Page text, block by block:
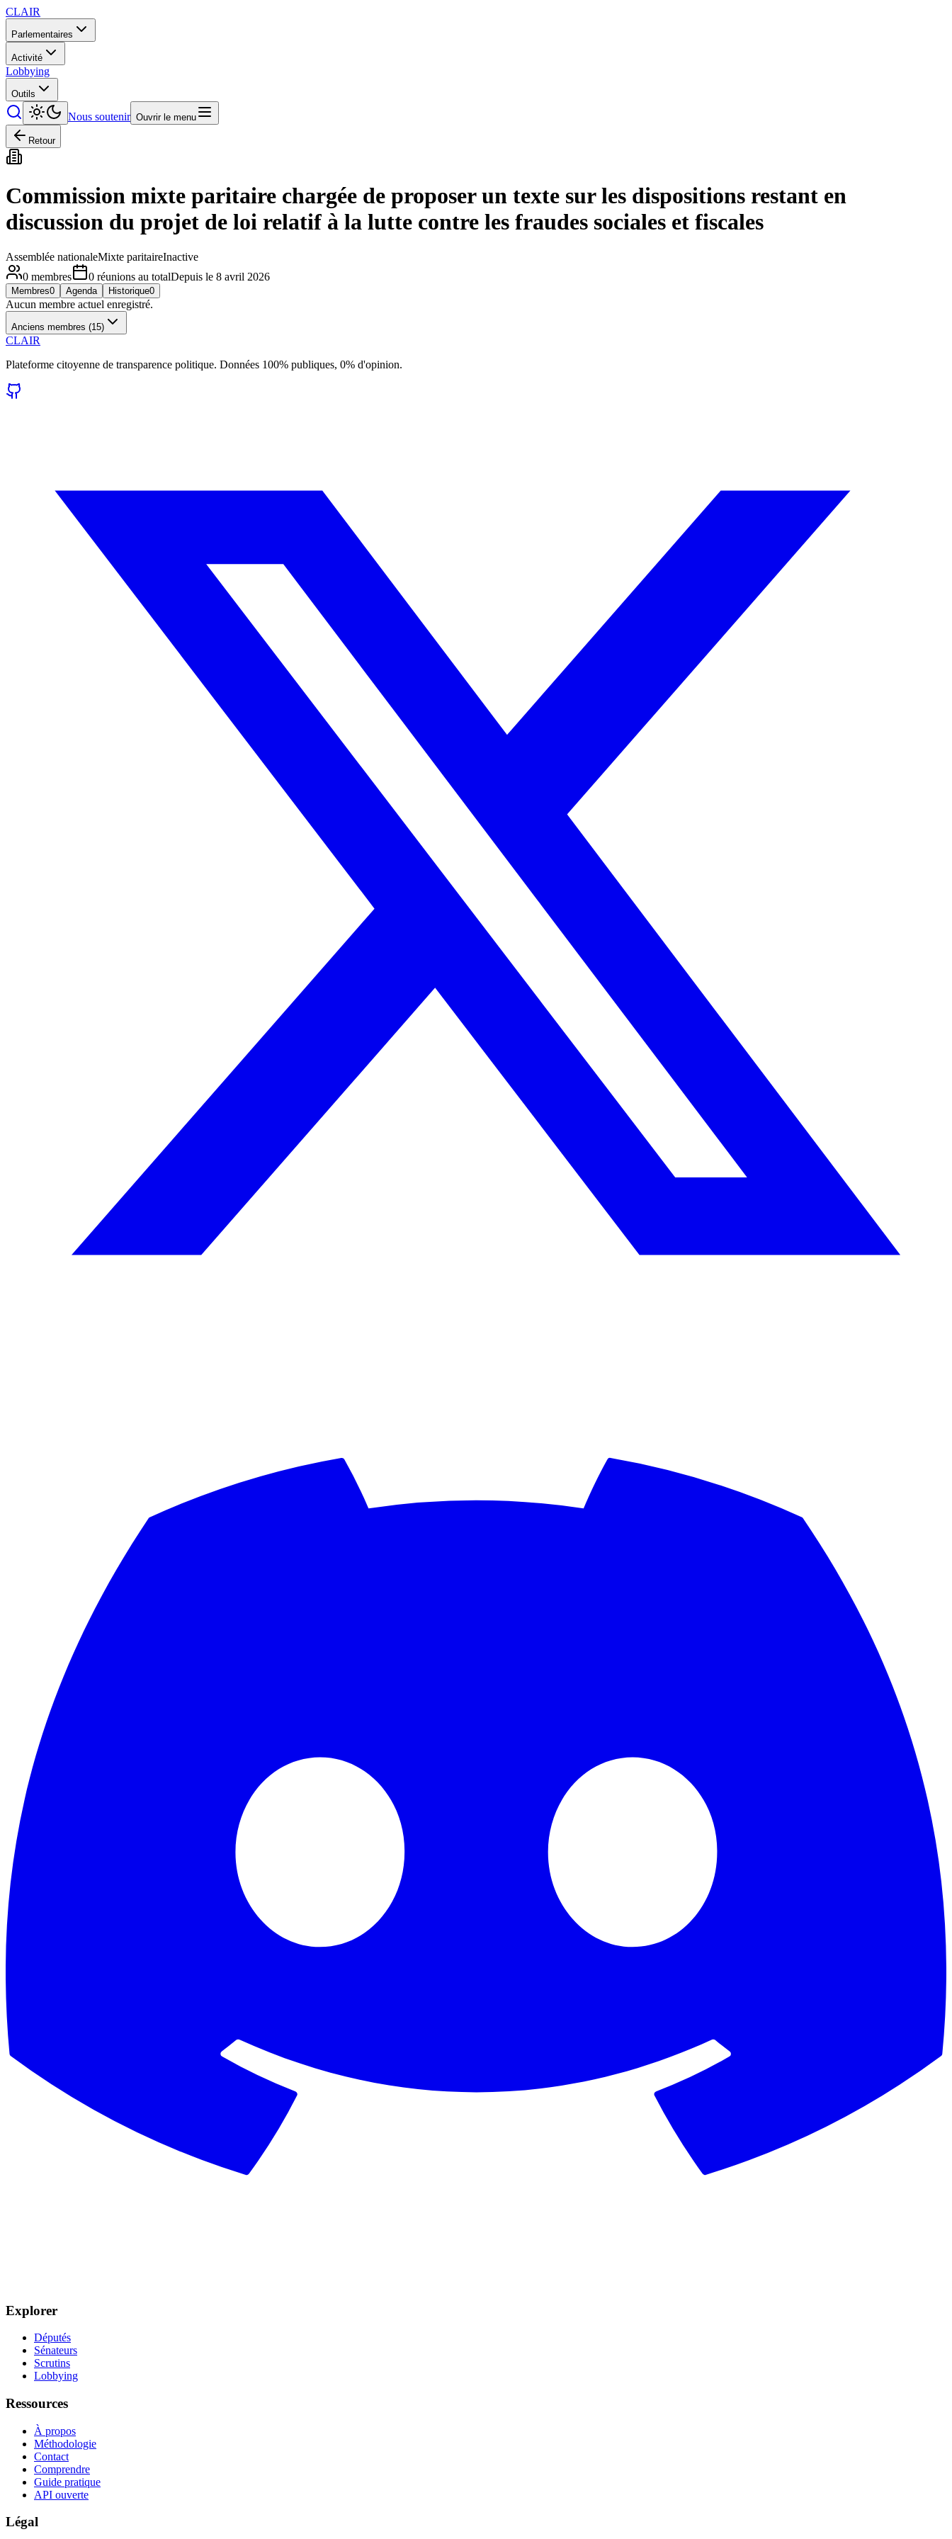
CLAIR
Parlementaires
Activité
Lobbying
Outils
Nous soutenir Ouvrir le menu
Retour
Commission mixte paritaire chargée de proposer un texte sur les dispositions restant en
discussion du projet de loi relatif à la lutte contre les fraudes sociales et fiscales
Assemblée nationaleMixte paritaireInactive
0 membres 0 réunions au totalDepuis le 8 avril 2026
Membres0 Agenda Historique0
Aucun membre actuel enregistré.
Anciens membres (15)
CLAIR
Plateforme citoyenne de transparence politique. Données 100% publiques, 0% d'opinion.
Explorer
Députés
Sénateurs
Scrutins
Lobbying
Ressources
À propos
Méthodologie
Contact
Comprendre
Guide pratique
API ouverte
Légal